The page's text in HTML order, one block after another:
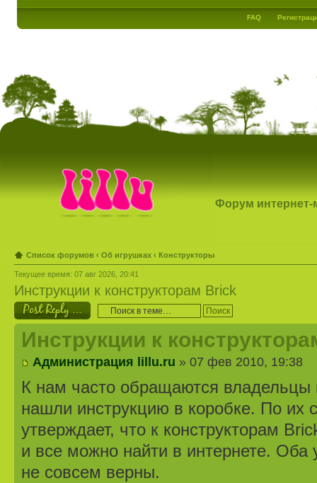
FAQ
Форум интернет-
Список форумов ‹ Об игрушках ‹ Конструкторы
Текущее время: 07 авг 2026, 20:41
Инструкции к конструкторам Brick
Ответить
Инструкции к
Администрация lillu.ru » 07 фев 2010, 19:38
К нам часто обращаются владельцы
нашли инструкцию в коробке. По их
утверждает, что к конструкторам
и все можно найти в интернете. Оба
не совсем верны.